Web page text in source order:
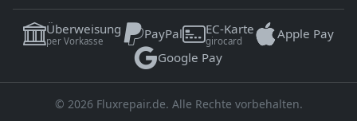
Überweisung
per Vorkasse PayPal EC-Karte
girocard
Apple Pay
Google Pay
© 2026 Fluxrepair.de. Alle Rechte vorbehalten.